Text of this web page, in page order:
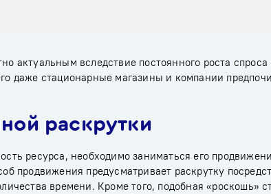
актуальным вследствие постоянного роста
даже стационарные магазины и компании
раскрутки
ресурса, необходимо заниматься его
продвижения предусматривает раскрутку
времени. Кроме того, подобная «роскошь»